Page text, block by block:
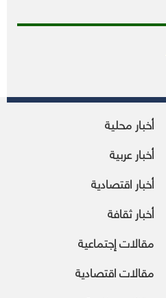
أخبار محلية
أخبار عربية
أخبار اقتصادية
أخبار ثقافة
مقالات إجتماعية
مقالات اقتصادية